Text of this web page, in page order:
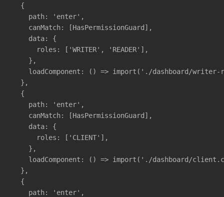
  {
    path: 'enter',
    canMatch: [HasPermissionGuard],
    data: {
      roles: ['WRITER', 'READER'],
    },
loadComponent: () => import('./dashboard/writer-
  },
  {
    path: 'enter',
    canMatch: [HasPermissionGuard],
    data: {
      roles: ['CLIENT'],
    },
loadComponent: () => import('./dashboard/
  },
  {
    path: 'enter',